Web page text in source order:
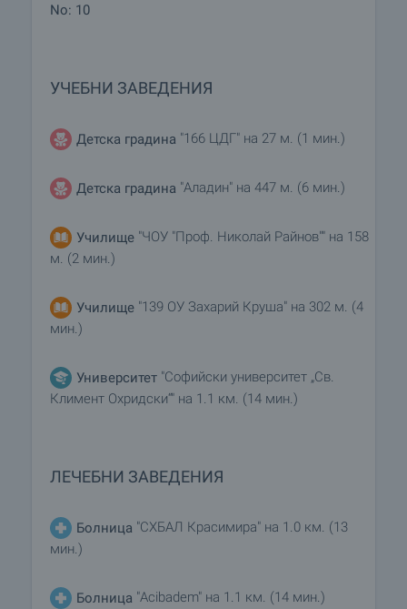
No: 10
УЧЕБНИ ЗАВЕДЕНИЯ
Детска градина "166 ЦДГ" на 27 м. (1 мин.)
Детска градина "Аладин" на 447 м. (6 мин.)
Училище "ЧОУ "Проф. Николай Райнов"" на 158
м. (2 мин.)
Училище "139 ОУ Захарий Круша" на 302 м. (4
мин.)
Университет "Софийски университет „Св.
Климент Охридски“" на 1.1 км. (14 мин.)
ЛЕЧЕБНИ ЗАВЕДЕНИЯ
Болница "СХБАЛ Красимира" на 1.0 км. (13
мин.)
Болница "Acibadem" на 1.1 км. (14 мин.)